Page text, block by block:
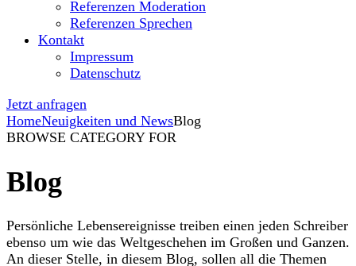
Referenzen Moderation
Referenzen Sprechen
Kontakt
Impressum
Datenschutz
Jetzt anfragen
HomeNeuigkeiten und NewsBlog
BROWSE CATEGORY FOR
Blog
Persönliche Lebensereignisse treiben einen jeden Schreiber
ebenso um wie das Weltgeschehen im Großen und Ganzen.
An dieser Stelle, in diesem Blog, sollen all die Themen